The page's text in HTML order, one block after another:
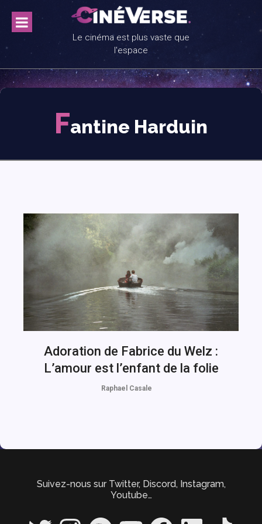
content
Le cinéma est plus vaste que
l'espace
Fantine Harduin
Adoration de Fabrice du Welz :
L’amour est l’enfant de la folie
Raphael Casale
Suivez-nous sur Twitter, Discord, Instagram,
Youtube…
Twitter InstagramSpotify YouTube FacebookLinkedIn TikTok